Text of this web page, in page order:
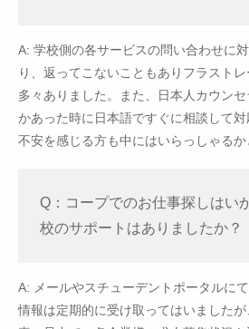
A: 学校側の各サービスの問い合わせに
り、返ってこないこともありフラスト
多々ありました。また、日本人カウン
かあった時に日本語ですぐに相談して
不安を感じる方も中にはいらっしゃるか
Q：コープでのお仕事探しはい
校のサポートはありましたか？
A: メールやスチューデントポータルに
情報は定期的に受け取ってはいました